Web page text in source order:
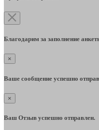
Благодарим за заполнение
×
Ваше сообщение успешно
×
Ваш Отзыв успешно отправлен.